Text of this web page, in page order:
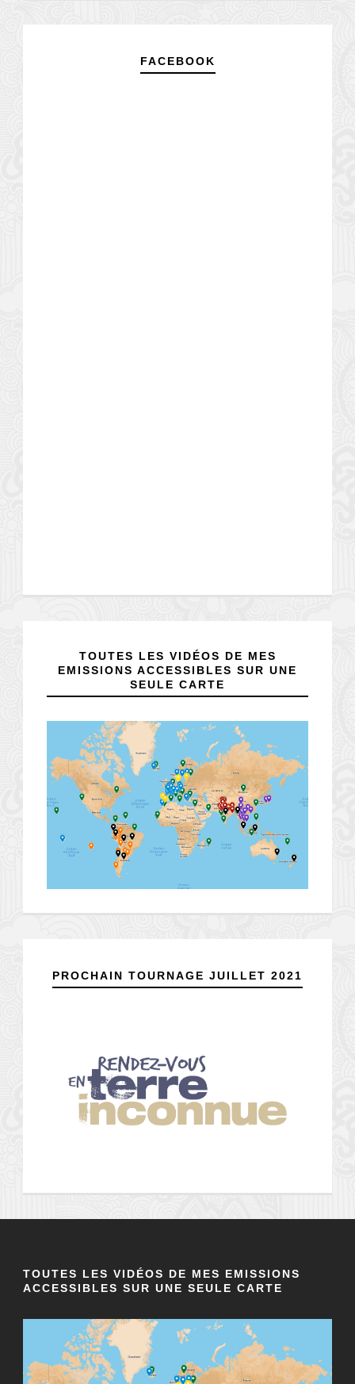
FACEBOOK
TOUTES LES VIDÉOS DE MES
EMISSIONS ACCESSIBLES SUR UNE
SEULE CARTE
PROCHAIN TOURNAGE JUILLET 2021
TOUTES LES VIDÉOS DE MES EMISSIONS
ACCESSIBLES SUR UNE SEULE CARTE